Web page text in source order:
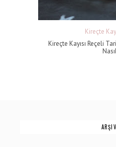
Kireçte
Kireçte Kayısı Reçeli